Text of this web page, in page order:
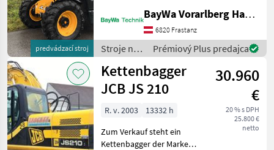
predvádzací stroj
R 24 A580 Alliance *
Joystickbedienung mit 1 x
dw vorne * Kabine mit
Heizung un
BayWa Vorarlberg HandelsGmbH BayWa Technik
6820 Frastanz
Stroje na
stavbu /
JCB
Prémiový Plus predajca
Kettenbagger
JCB JS 210
30.960
€
20 % s DPH
25.800 €
netto
R. v. 2003
13332 h
Zum Verkauf steht ein
Kettenbagger der Marke